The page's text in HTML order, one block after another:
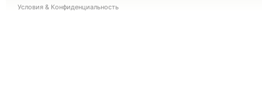
Условия & Конфиденциальность